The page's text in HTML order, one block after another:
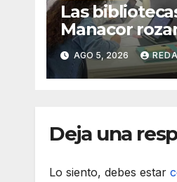
Las
Manacor
18.000
AGO 5, 2026
Deja una
Lo siento, debes estar